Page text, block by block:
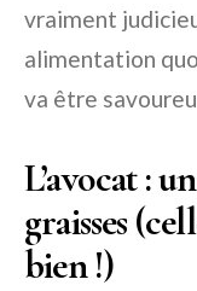
vraiment
alimentation
va être
L’avocat :
graisses
bien !)